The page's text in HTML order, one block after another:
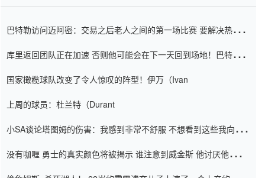
巴特勒访问迈阿密：交易之后老人之间的第一场比赛 要解决热情的
库里返回团队正在加速 否则他可能会在下一天回到场地！巴特勒迈
国家橄榄球队改变了令人惊叹的阵型！伊万（Ivan
上周的球员：杜兰特（Durant
小SA谈论塔图姆的伤害：我感到非常不舒服 不想看到这些我向他
没有咖喱 勇士的真实颜色将被揭示 谁注意到威金斯 他讨厌他的老